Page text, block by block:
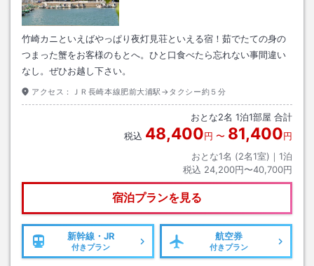
竹崎カニといえばやっぱり夜灯見荘といえる宿！茹でたての身の
つまった蟹をお客様のもとへ。ひと口食べたら忘れない事間違い
なし。ぜひお越し下さい。
アクセス： ＪＲ長崎本線肥前大浦駅→タクシー約５分
おとな2名 1泊1部屋 合計
税込 48,400円 〜 81,400円
おとな1名 (2名1室)｜ 1泊
税込 24,200円〜40,700円
宿泊プランを見る
新幹線・JR
付きプラン
航空券
付きプラン